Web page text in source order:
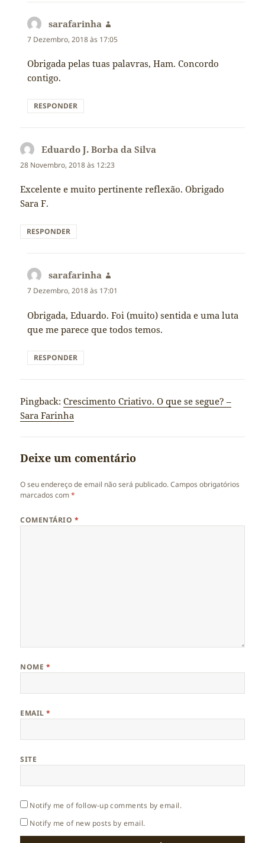
sarafarinha
7 Dezembro, 2018 às 17:05
Obrigada pelas tuas palavras, Ham. Concordo
contigo.
RESPONDER
Eduardo J. Borba da Silva
28 Novembro, 2018 às 12:23
Excelente e muito pertinente reflexão. Obrigado
Sara F.
RESPONDER
sarafarinha
7 Dezembro, 2018 às 17:01
Obrigada, Eduardo. Foi (muito) sentida e uma luta
que me parece que todos temos.
RESPONDER
Pingback:Crescimento Criativo. O que se segue? –
Sara Farinha
Deixe um comentário
O seu endereço de email não será publicado. Campos obrigatórios
marcados com*
COMENTÁRIO *
NOME *
EMAIL*
SITE
Notify me of follow-up comments by email.
Notify me of new posts by email.